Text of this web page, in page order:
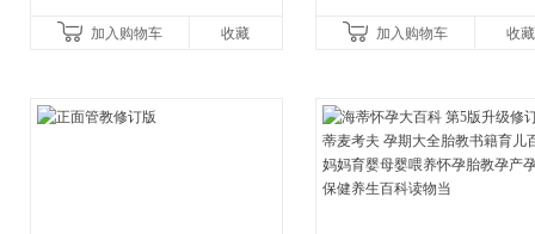
加入购物车
收藏
育女孩发育叛逆期
加入购物车 收藏